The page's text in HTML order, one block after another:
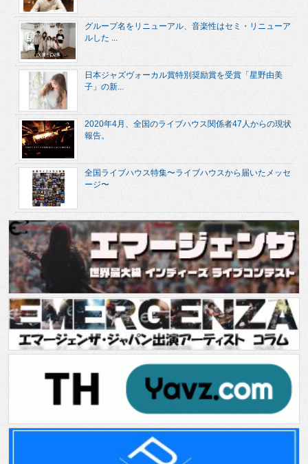
グループ名をリニューアル、音楽性はセミ・リニューア
ルした ...
日本ジャズヴォーカル賞特別奨励賞を受賞「星野由美
子」の新...
2020年4月、全国のライブハウス関係者47人からの現状
報告。
全国ライブハウス特集〜ライブハウスから届いたメッセ
ージ〜